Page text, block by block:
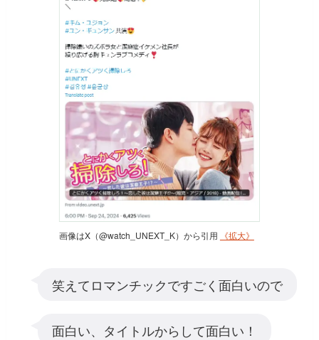
画像はX（@watch_UNEXT_K）から引用 《拡大》
笑えてロマンチックですごく面白いので
面白い、タイトルからして面白い！